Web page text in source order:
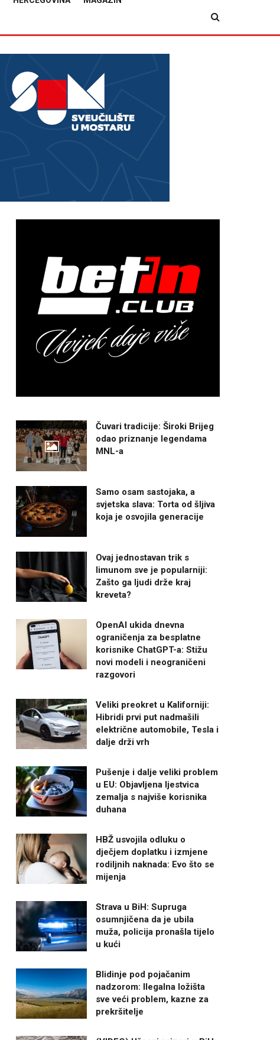
Čuvari tradicije: Široki Brijeg
odao priznanje legendama
MNL-a
Samo osam sastojaka, a
svjetska slava: Torta od šljiva
koja je osvojila generacije
Ovaj jednostavan trik s
limunom sve je popularniji:
Zašto ga ljudi drže kraj
kreveta?
OpenAI ukida dnevna
ograničenja za besplatne
korisnike ChatGPT-a: Stižu
novi modeli i neograničeni
razgovori
Veliki preokret u Kaliforniji:
Hibridi prvi put nadmašili
električne automobile, Tesla i
dalje drži vrh
Pušenje i dalje veliki problem
u EU: Objavljena ljestvica
zemalja s najviše korisnika
duhana
HBŽ usvojila odluku o
dječjem doplatku i izmjene
rodiljnih naknada: Evo što se
mijenja
Strava u BiH: Supruga
osumnjičena da je ubila
muža, policija pronašla tijelo
u kući
Blidinje pod pojačanim
nadzorom: Ilegalna ložišta
sve veći problem, kazne za
prekršitelje